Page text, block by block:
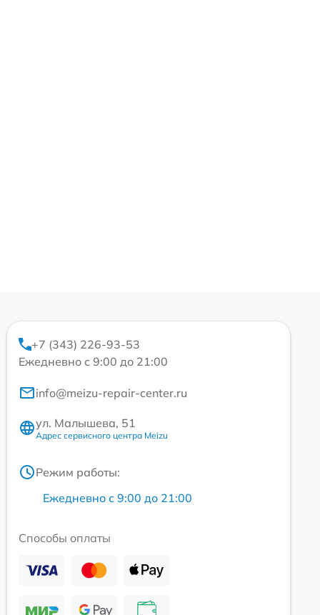
+7 (343) 226-93-53
Ежедневно с 9:00 до 21:00
info@meizu-repair-center.ru
ул. Малышева, 51
Адрес сервисного центра Meizu
Режим работы:
Ежедневно с 9:00 до 21:00
Способы оплаты